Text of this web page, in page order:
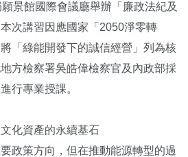
景館國際會議廳舉辦「廉政法紀及
次講習因應國家「2050淨零轉
「綠能開發下的誠信經營」列為核
方檢察署吳皓偉檢察官及內政部採
行專業授課。
化資產的永續基石
政策方向，但在推動能源轉型的過